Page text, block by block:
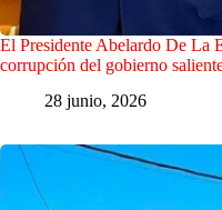
El Presidente Abelardo De La
corrupción del gobierno
28 junio, 2026